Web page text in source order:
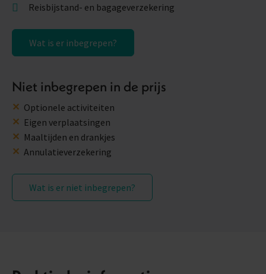
Reisbijstand- en bagageverzekering
Wat is er inbegrepen?
Niet inbegrepen in de prijs
Optionele activiteiten
Eigen verplaatsingen
Maaltijden en drankjes
Annulatieverzekering
Wat is er niet inbegrepen?